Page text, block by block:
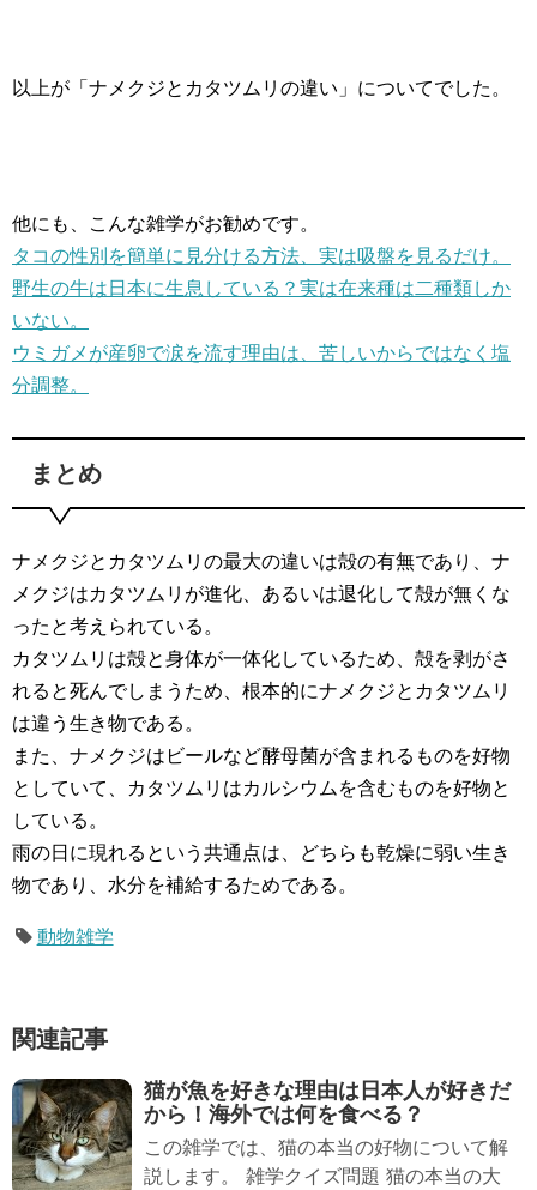
以上が「ナメクジとカタツムリの違い」についてでした。
他にも、こんな雑学がお勧めです。
タコの性別を簡単に見分ける方法、実は吸盤を見るだけ。
野生の牛は日本に生息している？実は在来種は二種類しか
いない。
ウミガメが産卵で涙を流す理由は、苦しいからではなく塩
分調整。
まとめ
ナメクジとカタツムリの最大の違いは殻の有無であり、ナ
メクジはカタツムリが進化、あるいは退化して殻が無くな
ったと考えられている。
カタツムリは殻と身体が一体化しているため、殻を剥がさ
れると死んでしまうため、根本的にナメクジとカタツムリ
は違う生き物である。
また、ナメクジはビールなど酵母菌が含まれるものを好物
としていて、カタツムリはカルシウムを含むものを好物と
している。
雨の日に現れるという共通点は、どちらも乾燥に弱い生き
物であり、水分を補給するためである。
動物雑学
関連記事
猫が魚を好きな理由は日本人が好きだ
から！海外では何を食べる？
この雑学では、猫の本当の好物について解
説します。 雑学クイズ問題 猫の本当の大